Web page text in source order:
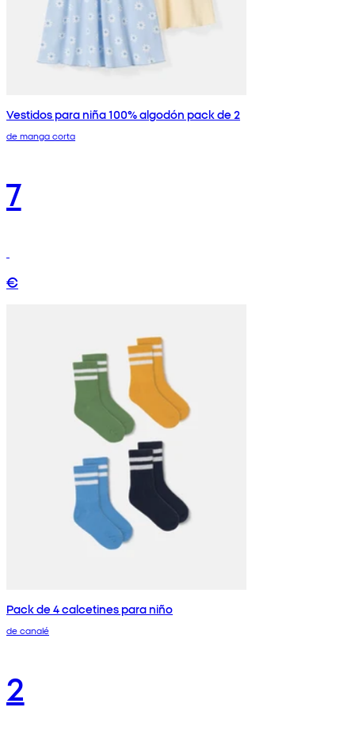
Vestidos para niña 100% algodón pack de 2
de manga corta
7
€
Pack de 4 calcetines para niño
de canalé
2